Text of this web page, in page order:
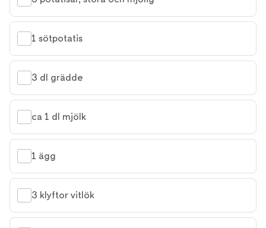
1 sötpotatis
3 dl grädde
ca 1 dl mjölk
1 ägg
3 klyftor vitlök